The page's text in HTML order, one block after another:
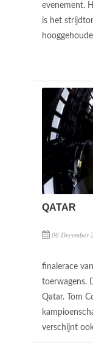
evenement.
is het
QATAR
06 December
finalerace
toerwagens.
Qatar. Tom
verschijnt